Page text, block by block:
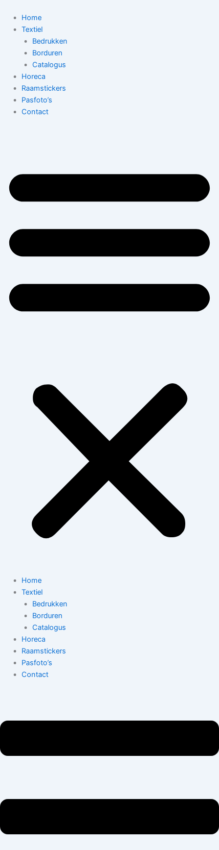
naar
Home
Textiel
Bedrukken
Borduren
Catalogus
Horeca
Raamstickers
Pasfoto’s
Contact
Home
Textiel
Bedrukken
Borduren
Catalogus
Horeca
Raamstickers
Pasfoto’s
Contact